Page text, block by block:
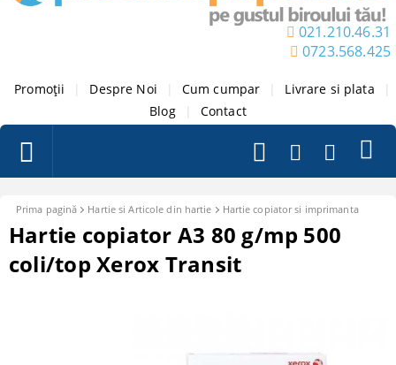
021.210.46.31
0723.568.425
Promoții Despre Noi Cum cumpar Livrare si plata
Blog
Contact
Prima pagină Hartie si Articole din hartie Hartie copiator si imprimanta
Hartie copiator A3 80 g/mp 500
coli/top Xerox Transit